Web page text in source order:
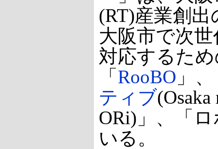
(RT)産業創
大阪市で次
対応するた
「 RooBO 」
ティブ
ORi)」、「
いる。